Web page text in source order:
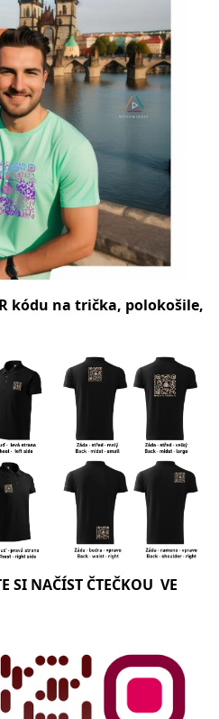
kódu na trička, polokošile,
SI NAČÍST ČTEČKOU VE